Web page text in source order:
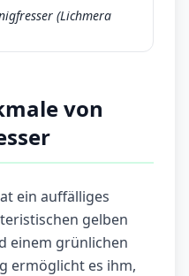
(Lichmera
von
ein auffälliges
gelben
einem grünlichen
ermöglicht es ihm,